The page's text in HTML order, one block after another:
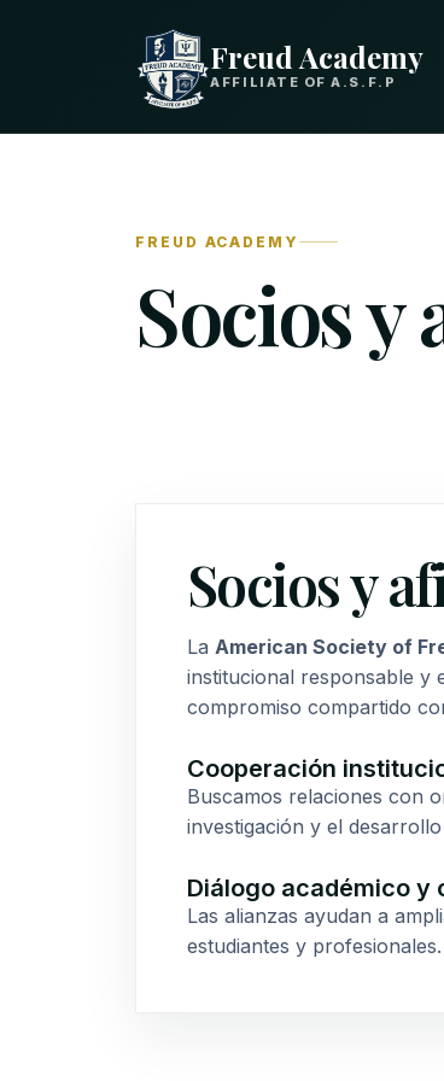
Freud Academy
AFFILIATE OF A.S.F.P
FREUD ACADEMY
Socios y
Socios y
La American Society of
institucional responsable y
compromiso compartido
Cooperación
Buscamos relaciones con
investigación y el
Diálogo académico y
Las alianzas ayudan a
estudiantes y profesionales.